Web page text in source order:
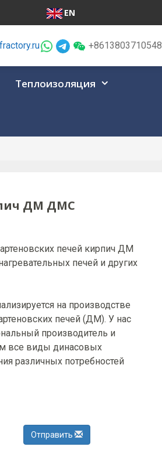
EN
+8613803710548
Теплоизоляция
ДМ ДМС
печей кирпич ДМ
печей и других
на производстве
печей (ДМ). У нас
производитель и
все виды динасовых
различных потребностей
Отправить